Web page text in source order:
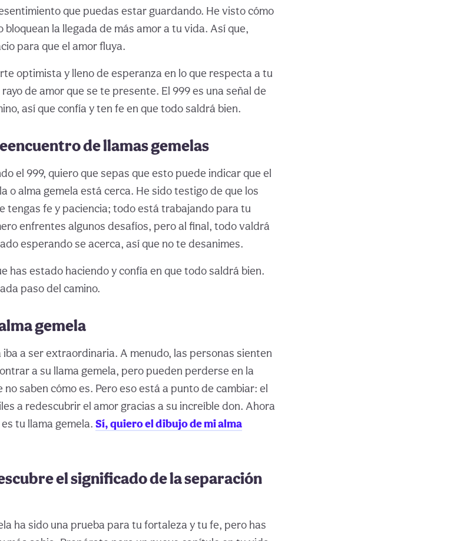
que puedas estar guardando. He visto cómo
la llegada de más amor a tu vida. Así que,
para que el amor fluya.
optimista y lleno de esperanza en lo que respecta a tu
de amor que se te presente. El 999 es una señal de
así que confía y ten fe en que todo saldrá bien.
de llamas gemelas
el 999, quiero que sepas que esto puede indicar que el
o alma gemela está cerca. He sido testigo de que los
tengas fe y paciencia; todo está trabajando para tu
enfrentes algunos desafíos, pero al final, todo valdrá
esperando se acerca, así que no te desanimes.
has estado haciendo y confía en que todo saldrá bien.
paso del camino.
gemela
a ser extraordinaria. A menudo, las personas sienten
a su llama gemela, pero pueden perderse en la
saben cómo es. Pero eso está a punto de cambiar: el
a redescubrir el amor gracias a su increíble don. Ahora
tu llama gemela. Sí, quiero el dibujo de mi alma
el significado de la separación
ha sido una prueba para tu fortaleza y tu fe, pero has